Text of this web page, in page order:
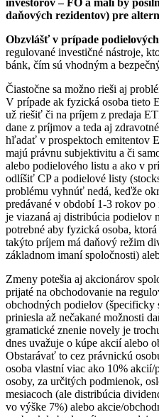
daňových rezidentov) pre
Obzvlášť v prípade
regulované investičné nástroje,
bánk, čím sú vhodným a
Čiastočne sa možno rieši aj
V prípade ak fyzická osoba tieto
už riešiť či na príjem z predaja
dane z príjmov a teda aj
hľadať v prospektoch emitentov
majú právnu subjektivitu a či
alebo podielového listu a ako v
odlíšiť CP a podielové listy
problému vyhnúť nedá, keďže
predávané v období 1-3 rokov
je viazaná aj distribúcia podielov
potrebné aby fyzická osoba,
takýto príjem má daňový režim
základnom imaní spoločnosti)
Zmeny potešia aj akcionárov
prijaté na obchodovanie na
obchodných podielov (špecificky
priniesla až nečakané možnosti
gramatické znenie novely je
dnes uvažuje o kúpe akcií alebo
Obstarávať to cez právnickú
osoba vlastní viac ako 10%
osoby, za určitých podmienok,
mesiacoch (ale distribúcia
vo výške 7%) alebo akcie/